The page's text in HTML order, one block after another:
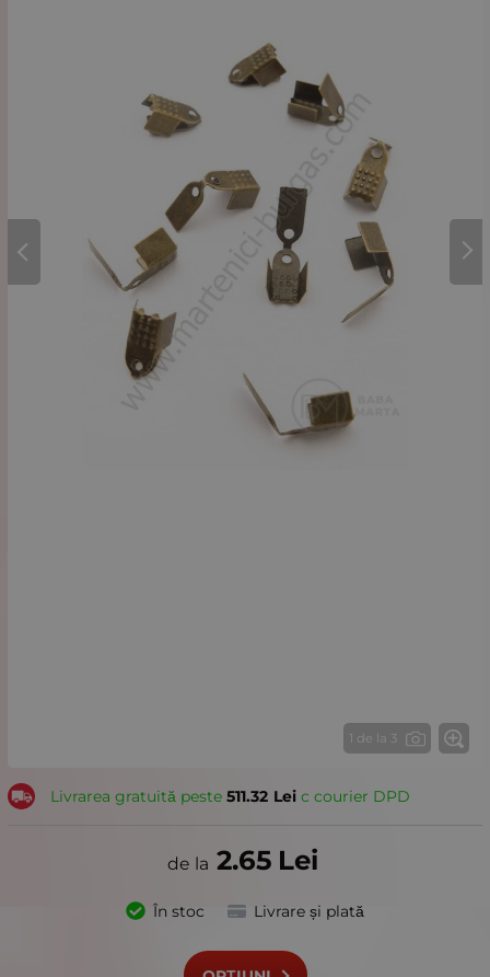
1 de la 3
Livrarea gratuită peste 511.32 Leiс courier DPD
2.65 Lei
În stoc Livrare și plată